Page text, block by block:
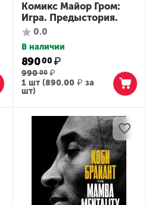
Комикс Майор Гром:
Игра. Предыстория.
0.0
В наличии
990 00 ₽
89000₽
1 шт (890.00₽ за
шт)